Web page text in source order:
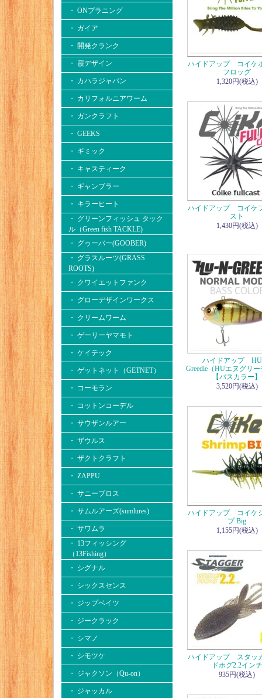
・ ONプラニング
・ ガイア
・ 開発クランク
・ 霞デザイン
・ カハラジャパン
・ カリフォルニアワーム
・ ガンクラフト
・ GEEKS
・ ギミック
・ キャスティーク
・ ギャンブラー
・ キラーヒート
・ グリーンフィッシュ タック
ル（Green fish TACKLE)
・ グゥーバー(GOOBER)
・ グラスルーツ(GRASS
ROOTS)
・ クワイエットファンク
・ グローデザインワークス
・ クリームワーム
・ ゲーリーヤマモト
・ ケイテック
・ ゲットネット（GETNET）
・ コーモラン
・ コットンコーデル
・ サウザンルアー
・ ザウルス
・ ザクトクラフト
・ ZAPPU
・ サニーブロス
・ サムルアーズ(sumlures)
・ サワムラ
・ 13フィッシング
（13Fishing）
・ シグナル
・ シックスセンス
・ ジップベイツ
・ ジークラック
・ シマノ
・ シモツケ
・ ジャクソン（Qu-on）
・ ジャッカル
ハイドアップ コイケ
フロッグ
1,320円(税込)
ハイドアップ コイケ
スト
1,430円(税込)
ハイドアップ
Greedie（HUエヌグリ
【バスカラー】
3,520円(税込)
ハイドアップ コイケ
プ Big
1,155円(税込)
ハイドアップ スタッ
ドホグ2.2インチ
935円(税込)